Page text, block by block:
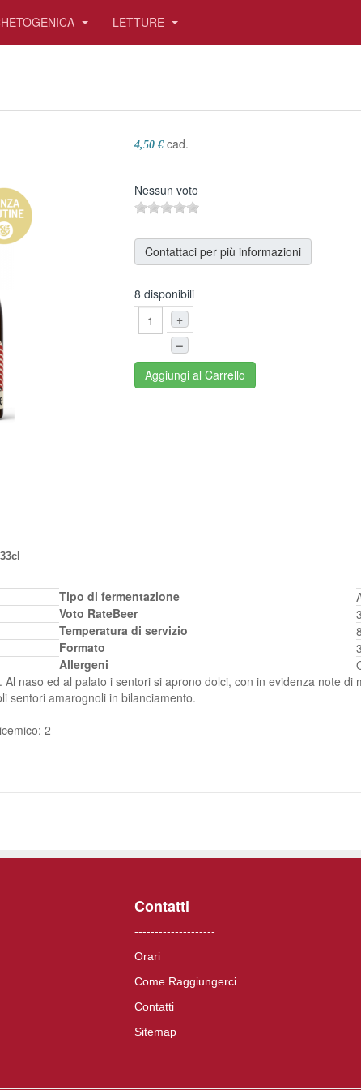
LETTURE
4,50 € cad.
Nessun voto
Contattaci per più informazioni
8 disponibili
+
–
Aggiungi al Carrello
Tipo di fermentazione
Voto RateBeer
Temperatura di servizio
Formato
Allergeni
naso ed al palato i sentori si aprono dolci, con in evidenza note di
sentori amarognoli in bilanciamento.
2
Contatti
--------------------
Orari
Come Raggiungerci
Contatti
Sitemap